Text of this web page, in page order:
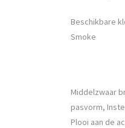
Beschikbare
Smoke
Middelzwaar
pasvorm,
Plooi aan de